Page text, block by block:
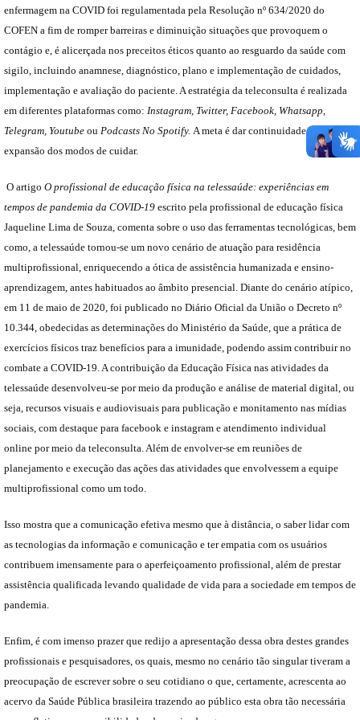
enfermagem na COVID foi regulamentada pela Resolução nº 634/2020 do
COFEN a fim de romper barreiras e diminuição situações que provoquem o
contágio e, é alicerçada nos preceitos éticos quanto ao resguardo da saúde com
sigilo, incluindo anamnese, diagnóstico, plano e implementação de cuidados,
implementação e avaliação do paciente. A estratégia da teleconsulta é realizada
em diferentes plataformas como: Instagram, Twitter, Facebook, Whatsapp,
Telegram, Youtube ou Podcasts No Spotify. A meta é dar continuidade a
expansão dos modos de cuidar.
O artigo O profissional de educação física na telessaúde: experiências em
tempos de pandemia da COVID-19 escrito pela profissional de educação física
Jaqueline Lima de Souza, comenta sobre o uso das ferramentas tecnológicas, bem
como, a telessaúde tornou-se um novo cenário de atuação para residência
multiprofissional, enriquecendo a ótica de assistência humanizada e ensino-
aprendizagem, antes habituados ao âmbito presencial. Diante do cenário atípico,
em 11 de maio de 2020, foi publicado no Diário Oficial da União o Decreto nº
10.344, obedecidas as determinações do Ministério da Saúde, que a prática de
exercícios físicos traz benefícios para a imunidade, podendo assim contribuir no
combate a COVID-19. A contribuição da Educação Física nas atividades da
telessaúde desenvolveu-se por meio da produção e análise de material digital, ou
seja, recursos visuais e audiovisuais para publicação e monitamento nas mídias
sociais, com destaque para facebook e instagram e atendimento individual
online por meio da teleconsulta. Além de envolver-se em reuniões de
planejamento e execução das ações das atividades que envolvessem a equipe
multiprofissional como um todo.
Isso mostra que a comunicação efetiva mesmo que à distância, o saber lidar com
as tecnologias da informação e comunicação e ter empatia com os usuários
contribuem imensamente para o aperfeiçoamento profissional, além de prestar
assistência qualificada levando qualidade de vida para a sociedade em tempos de
pandemia.
Enfim, é com imenso prazer que redijo a apresentação dessa obra destes grandes
profissionais e pesquisadores, os quais, mesmo no cenário tão singular tiveram a
preocupação de escrever sobre o seu cotidiano o que, certamente, acrescenta ao
acervo da Saúde Pública brasileira trazendo ao público esta obra tão necessária